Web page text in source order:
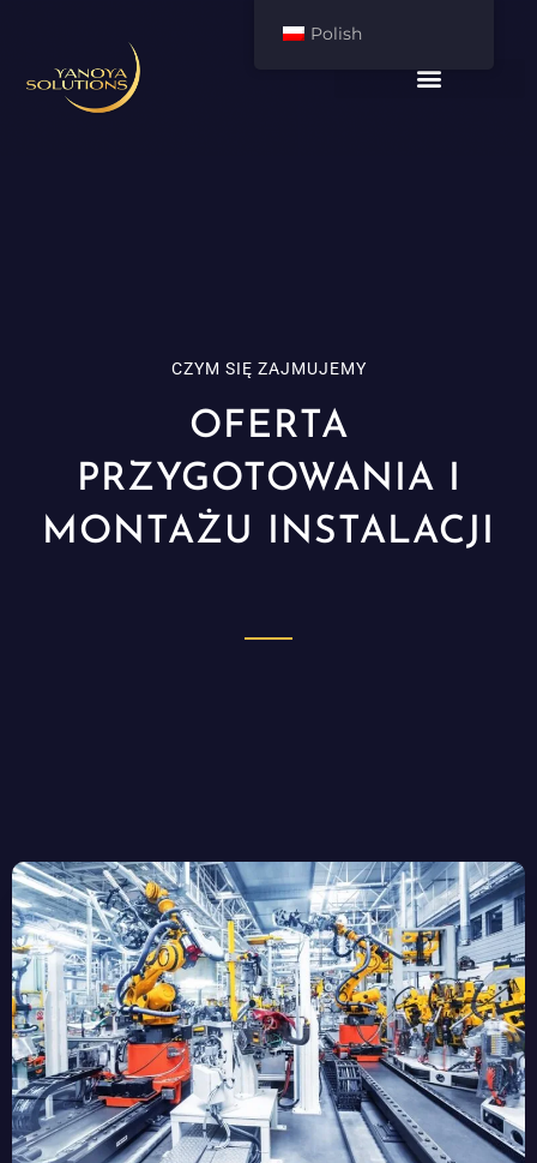
CZYM SIĘ ZAJMUJEMY
OFERTA
PRZYGOTOWANIA I
MONTAŻU INSTALACJI
Polish